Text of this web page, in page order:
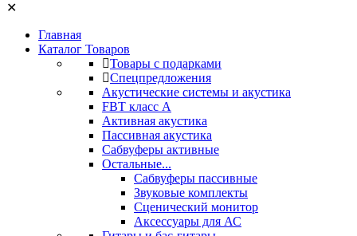
✕
Главная
Каталог Товаров
Товары с подарками
Спецпредложения
Акустические системы и акустика
FBT класс А
Активная акустика
Пассивная акустика
Сабвуферы активные
Остальные...
Сабвуферы пассивные
Звуковые комплекты
Сценический монитор
Аксессуары для АС